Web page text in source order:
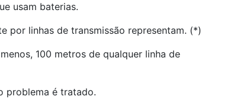
usam baterias.
por linhas de transmissão representam. (*)
100 metros de qualquer linha de
problema é tratado.